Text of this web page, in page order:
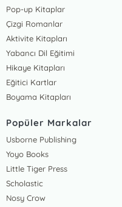
Pop-up Kitaplar
Çizgi Romanlar
Aktivite Kitapları
Yabancı Dil Eğitimi
Hikaye Kitapları
Eğitici Kartlar
Boyama Kitapları
Popüler Markalar
Usborne Publishing
Yoyo Books
Little Tiger Press
Scholastic
Nosy Crow